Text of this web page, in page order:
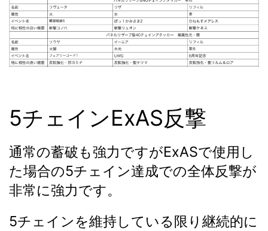
5チェインExAS反撃
通常の蓄破も強力ですがExASで使用し
た場合の5チェイン達成での全体反撃が
非常に強力です。
5チェインを維持している限り継続的に